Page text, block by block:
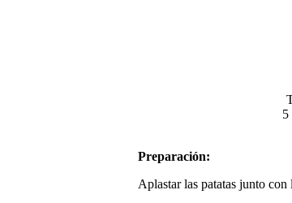
5
Preparación:
Aplastar las patatas junto